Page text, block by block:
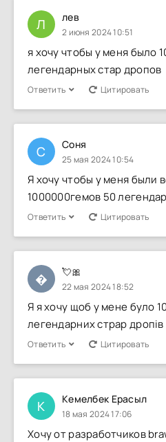
Л лев
2 июня 2024 10:51
я хочу чтобы у меня было
легендарных стар дропов
Ответить Цитировать
С Соня
25 мая 2024 10:54
Я хочу чтобы у меня были
1000000гемов 50
Ответить Цитировать
 💘🎀
22 мая 2024 18:52
Я я хочу щоб у мене було
легендарних страр дропів
Ответить Цитировать
К Кемелбек Ерасыл
18 мая 2024 17:06
Хочу от разработчиков